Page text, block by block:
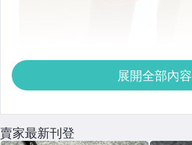
展開全部內容
賣家最新刊登